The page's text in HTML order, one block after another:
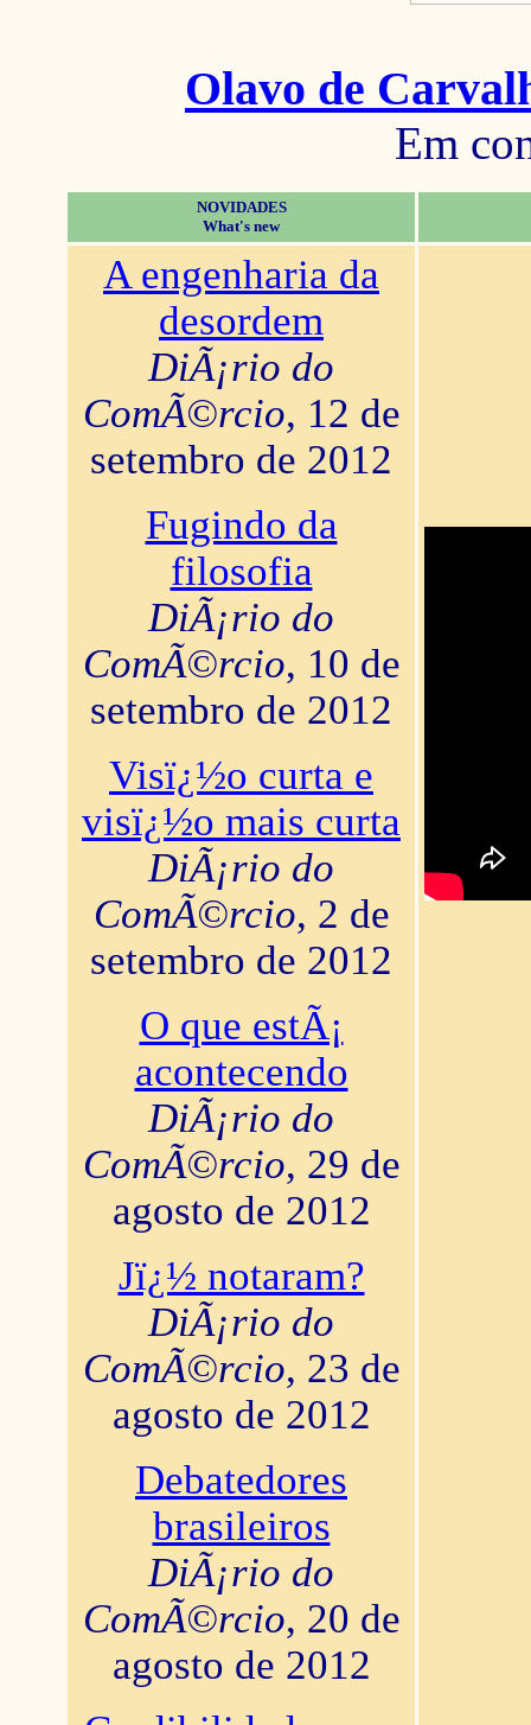
Olavo de
Em
NOVIDADES
What's new
A engenharia da
desordem
DiÃ¡rio do
ComÃ©rcio, 12 de
setembro de 2012
Fugindo da
filosofia
DiÃ¡rio do
ComÃ©rcio, 10 de
setembro de 2012
Visï¿½o curta e
visï¿½o mais curta
DiÃ¡rio do
ComÃ©rcio, 2 de
setembro de 2012
O que estÃ¡
acontecendo
DiÃ¡rio do
ComÃ©rcio, 29 de
agosto de 2012
Jï¿½ notaram?
DiÃ¡rio do
ComÃ©rcio, 23 de
agosto de 2012
Debatedores
brasileiros
DiÃ¡rio do
ComÃ©rcio, 20 de
agosto de 2012